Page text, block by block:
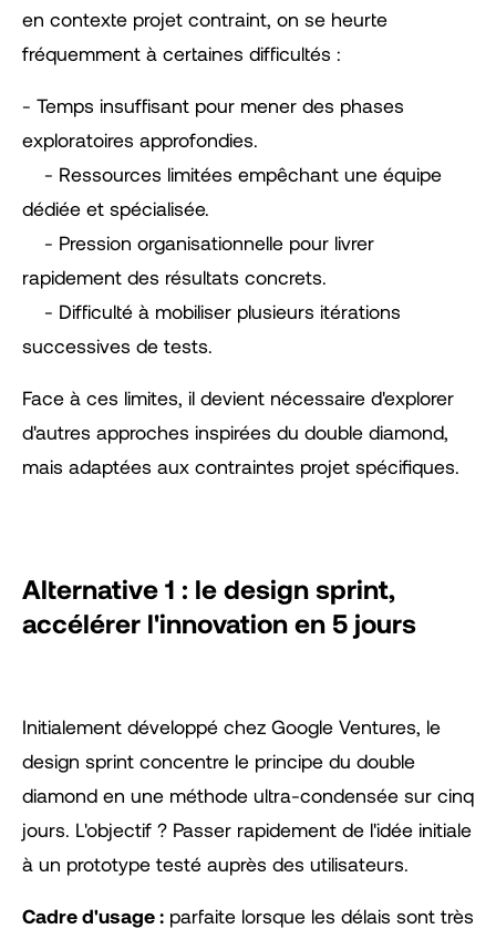
en contexte projet contraint, on se heurte
fréquemment à certaines difficultés :
- Temps insuffisant pour mener des phases
exploratoires approfondies.
- Ressources limitées empêchant une équipe
dédiée et spécialisée.
- Pression organisationnelle pour livrer
rapidement des résultats concrets.
- Difficulté à mobiliser plusieurs itérations
successives de tests.
Face à ces limites, il devient nécessaire d'explorer
d'autres approches inspirées du double diamond,
mais adaptées aux contraintes projet spécifiques.
Alternative 1 : le design sprint,
accélérer l'innovation en 5 jours
Initialement développé chez Google Ventures, le
design sprint concentre le principe du double
diamond en une méthode ultra-condensée sur cinq
jours. L'objectif ? Passer rapidement de l'idée initiale
à un prototype testé auprès des utilisateurs.
Cadre d'usage : parfaite lorsque les délais sont très